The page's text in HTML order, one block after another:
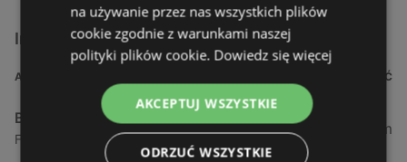
Inne sklepy Supermarkety w pobliżu
ADRES ODLEGŁOŚĆ
Biedronka
Fińska 4, 72-602 Świnoujście
0,23 km
na używanie przez nas wszystkich plików
cookie zgodnie z warunkami naszej
polityki plików cookie. Dowiedz się więcej
AKCEPTUJ WSZYSTKIE
ODRZUĆ WSZYSTKIE